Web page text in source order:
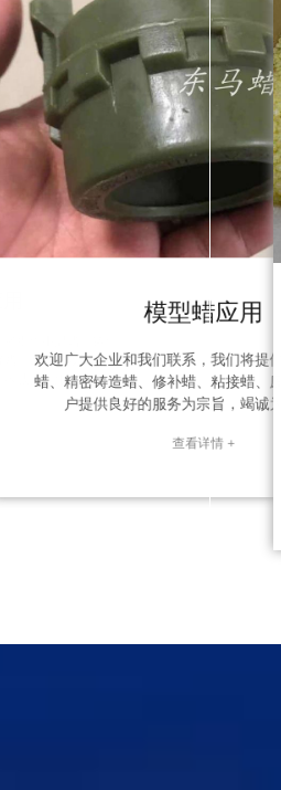
提供中温蜡、铸造
、废蜡回收，为用
竭诚为您服务！
模型蜡应用
欢迎广大企业和我们联系，我们将提
蜡、精密铸造蜡、修补蜡、粘接蜡、
户提供良好的服务为宗旨，竭诚
查看详情 +